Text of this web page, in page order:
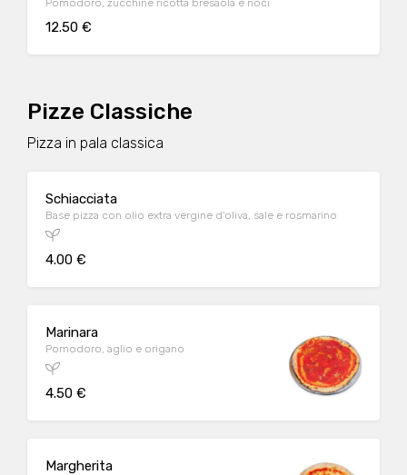
Pomodoro, zucchine ricotta bresaola e noci
12.50 €
Pizze Classiche
Pizza in pala classica
Schiacciata
Base pizza con olio extra vergine d'oliva, sale e rosmarino
4.00 €
Marinara
Pomodoro, aglio e origano
4.50 €
Margherita